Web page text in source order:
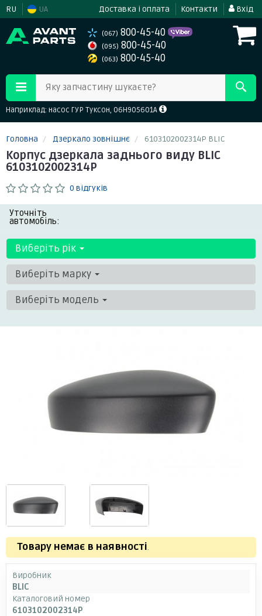
RU UA Доставка і оплата Контакти Вхід
(067) 800-45-40
(095) 800-45-40
(063) 800-45-40
Яку запчастину шукаєте?
Наприклад: насос ГУР Туксон, 06H905601A
Головна Дзеркало зовнішнє 6103102002314P BLIC
Корпус дзеркала заднього виду BLIC
6103102002314P
0 відгуків
Уточніть
автомобіль:
Виберіть рік
Виберіть марку
Виберіть модель
Товару немає в наявності.
Виробник
BLIC
Каталоговий номер
6103102002314P